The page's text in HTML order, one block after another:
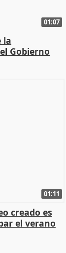
01:07
la
Gobierno
01:11
creado es
el verano